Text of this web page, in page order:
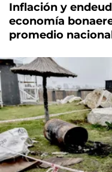
Inflación y
economía
promedio